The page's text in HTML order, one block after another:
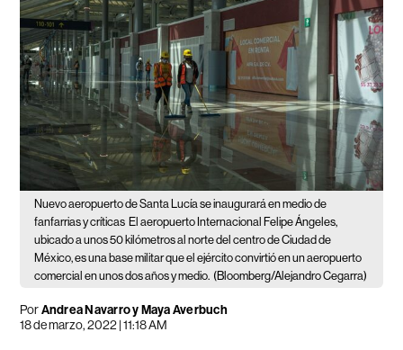
Nuevo aeropuerto de Santa Lucía se inaugurará en medio de
fanfarrias y críticas El aeropuerto Internacional Felipe Ángeles,
ubicado a unos 50 kilómetros al norte del centro de Ciudad de
México, es una base militar que el ejército convirtió en un aeropuerto
comercial en unos dos años y medio. (Bloomberg/Alejandro Cegarra)
PorAndrea Navarro y Maya Averbuch
18 de marzo, 2022 | 11:18 AM